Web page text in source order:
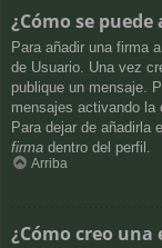
¿Cómo se
Para añadir una firma
de Usuario. Una vez
publique un mensaje.
mensajes activando la
Para dejar de
firma dentro del perfil.
Arriba
¿Cómo creo una